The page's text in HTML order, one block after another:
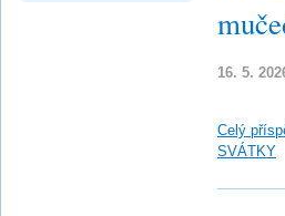
16. 5.
Celý
SVÁTKY